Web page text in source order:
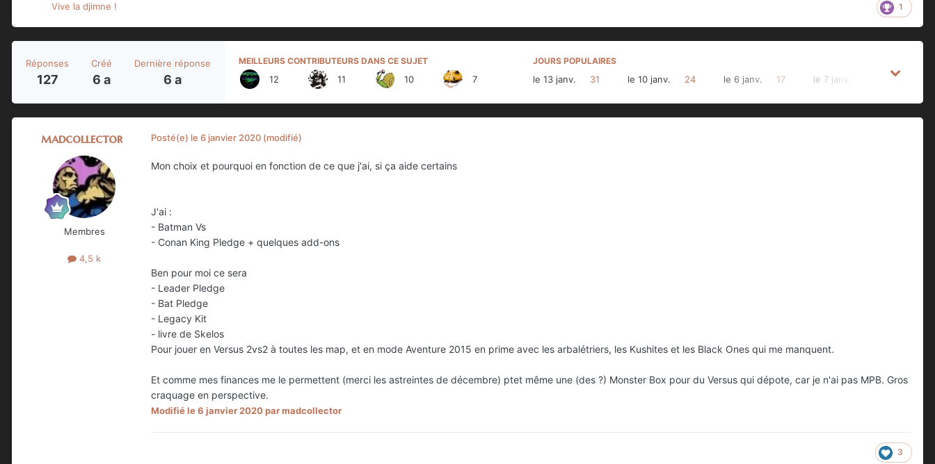
Vive la djimne ! 1
Réponses
127
Créé
6 a
Dernière réponse
6 a
MEILLEURS CONTRIBUTEURS DANS CE SUJET
12 11 10 7
JOURS POPULAIRES
le 13 janv. 31 le 10 janv. 24 le 6 janv. 17 le 7 janv.
madcollector
Membres
4,5 k
Posté(e) le 6 janvier 2020 (modifié)
Mon choix et pourquoi en fonction de ce que j'ai, si ça aide certains
J'ai :
- Batman Vs
- Conan King Pledge + quelques add-ons
Ben pour moi ce sera
- Leader Pledge
- Bat Pledge
- Legacy Kit
- livre de Skelos
Pour jouer en Versus 2vs2 à toutes les map, et en mode Aventure 2015 en prime avec les arbalétriers, les Kushites et les Black Ones qui me manquent.
Et comme mes finances me le permettent (merci les astreintes de décembre) ptet même une (des ?) Monster Box pour du Versus qui dépote, car je n'ai pas MPB. Gros
craquage en perspective.
Modifiéle 6 janvier 2020par madcollector
3